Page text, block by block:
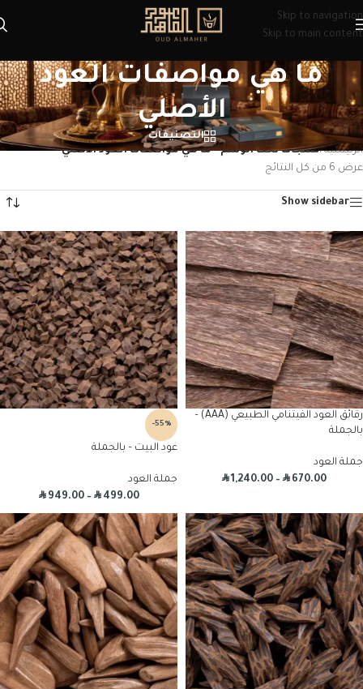
Skip to navigation
Skip to main content
ما هي مواصفات العود
الأصلي
التصنيفات
الرئيسية/منتجات تحت الوسم “ما هي مواصفات العود الأصلي”
عرض ⁦6⁩ من كل النتائج
Show sidebar
رقائق العود الفيتنامي الطبيعي (AAA) –
بالجملة
جملة العود
R670.00
–
R1,240.00
-55%
عود البيت – بالجملة
جملة العود
R499.00
–
R949.00